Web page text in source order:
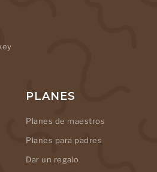
PLANES
Planes de maestros
Planes para padres
Dar un regalo